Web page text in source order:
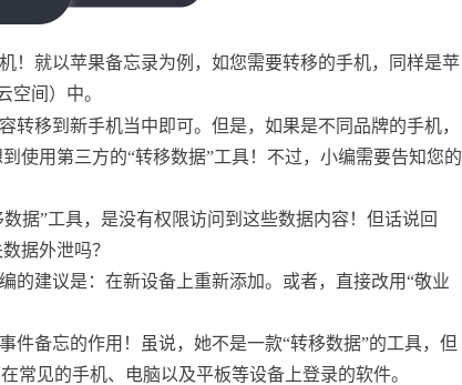
！就以苹果备忘录为例，如您需要转移的手机，同样是苹
空间）中。
移到新手机当中即可。但是，如果是不同品牌的手机，
使用第三方的“转移数据”工具！不过，小编需要告知您的
据”工具，是没有权限访问到这些数据内容！但话说回
据外泄吗？
的建议是：在新设备上重新添加。或者，直接改用“敬业
备忘的作用！虽说，她不是一款“转移数据”的工具，但
常见的手机、电脑以及平板等设备上登录的软件。